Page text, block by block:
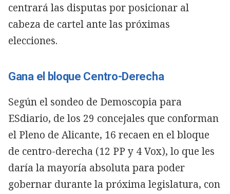
centrará las disputas por posicionar al
cabeza de cartel ante las próximas
elecciones.
Gana el bloque Centro-Derecha
Según el sondeo de Demoscopia para
ESdiario, de los 29 concejales que conforman
el Pleno de Alicante, 16 recaen en el bloque
de centro-derecha (12 PP y 4 Vox), lo que les
daría la mayoría absoluta para poder
gobernar durante la próxima legislatura, con